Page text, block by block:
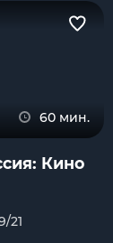
60 мин.
Кино
21